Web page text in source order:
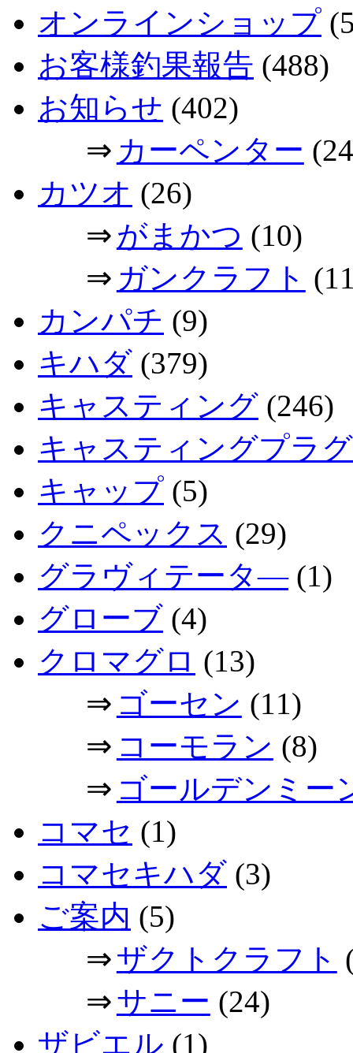
オンラインショップ
お客様釣果報告 (488)
お知らせ (402)
⇒ カーペンター
カツオ (26)
⇒ がまかつ (10)
⇒ ガンクラフト
カンパチ (9)
キハダ (379)
キャスティング (246)
キャスティングプラ
キャップ (5)
クニペックス (29)
グラヴィテータ―(1)
グローブ (4)
クロマグロ (13)
⇒ ゴーセン (11)
⇒ コーモラン (8)
⇒ ゴールデンミー
コマセ (1)
コマセキハダ (3)
ご案内 (5)
⇒ザクトクラフト
⇒サニー (24)
ザビエル (1)